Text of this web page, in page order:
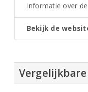
Informatie over
Bekijk de